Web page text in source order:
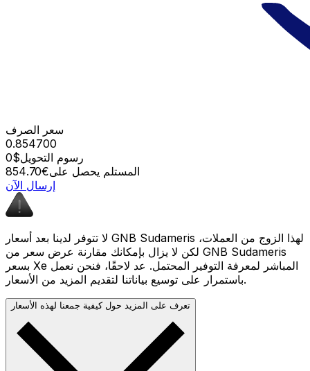
سعر الصرف
0.854700
رسوم التحويل$0
المستلم يحصل على€854.70
إرسال الآن
لا تتوفر لدينا بعد أسعار GNB Sudameris لهذا الزوج من العملات،
لكن لا يزال بإمكانك مقارنة عرض سعر من GNB Sudameris
بسعر Xe المباشر لمعرفة التوفير المحتمل. عد لاحقًا، فنحن نعمل
باستمرار على توسيع بياناتنا لتقديم المزيد من الأسعار.
تعرف على المزيد حول كيفية جمعنا لهذه الأسعار